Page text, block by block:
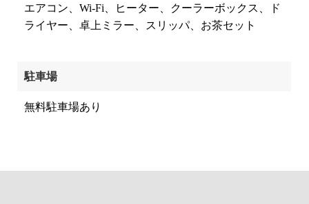
エアコン、Wi-Fi、ヒーター、クーラーボックス、ド
ライヤー、卓上ミラー、スリッパ、お茶セット
駐車場
無料駐車場あり